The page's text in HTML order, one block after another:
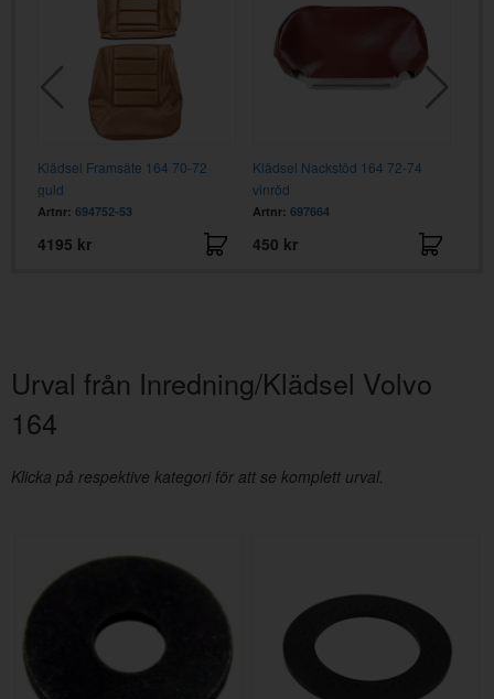
Klädsel Framsäte 164 70-72
guld
Artnr: 694752-53
4195 kr
Klädsel Nackstöd 164 72-74
vinröd
Artnr: 697664
450 kr
Urval från Inredning/Klädsel Volvo
164
Klicka på respektive kategori för att se komplett urval.